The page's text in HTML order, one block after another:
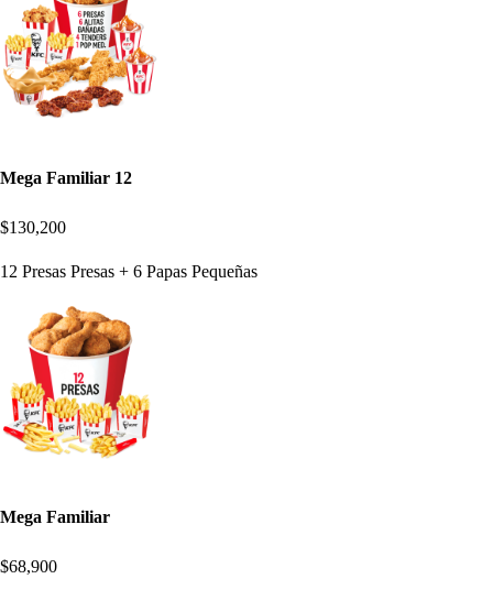
Mega Familiar 12
$130,200
12 Presas Presas + 6 Papas Pequeñas
Mega Familiar
$68,900